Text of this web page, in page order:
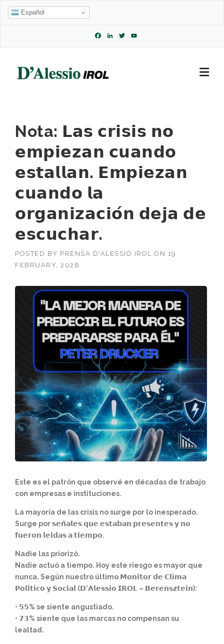
Skip
Español
Facebook
LinkedIn
Twitter
Nota: 𝗟𝗮𝘀 𝗰𝗿𝗶𝘀𝗶𝘀 𝗻𝗼
𝗲𝗺𝗽𝗶𝗲𝘇𝗮𝗻 𝗰𝘂𝗮𝗻𝗱𝗼
𝗲𝘀𝘁𝗮𝗹𝗹𝗮𝗻. 𝗘𝗺𝗽𝗶𝗲𝘇𝗮𝗻
𝗰𝘂𝗮𝗻𝗱𝗼 𝗹𝗮
𝗼𝗿𝗴𝗮𝗻𝗶𝘇𝗮𝗰𝗶𝗼́𝗻 𝗱𝗲𝗷𝗮 𝗱𝗲
𝗲𝘀𝗰𝘂𝗰𝗵𝗮𝗿.
POSTED BY PRENSA D'ALESSIO IROL ON 19
FEBRUARY, 2026
Este es el patrón que observé en décadas de trabajo
con empresas e instituciones.
La mayoría de las crisis no surge por lo inesperado.
Surge por 𝘀𝗲𝗻̃𝗮𝗹𝗲𝘀 𝗾𝘂𝗲 𝗲𝘀𝘁𝗮𝗯𝗮𝗻 𝗽𝗿𝗲𝘀𝗲𝗻𝘁𝗲𝘀 𝘆 𝗻𝗼
𝗳𝘂𝗲𝗿𝗼𝗻 𝗹𝗲𝗶́𝗱𝗮𝘀 𝗮 𝘁𝗶𝗲𝗺𝗽𝗼.
Nadie las priorizó.
Nadie actuó a tiempo. Hoy este riesgo es mayor que
nunca. Según nuestro último 𝗠𝗼𝗻𝗶𝘁𝗼𝗿 𝗱𝗲 𝗖𝗹𝗶𝗺𝗮
𝗣𝗼𝗹𝗶́𝘁𝗶𝗰𝗼 𝘆 𝗦𝗼𝗰𝗶𝗮𝗹 (𝗗’𝗔𝗹𝗲𝘀𝘀𝗶𝗼 𝗜𝗥𝗢𝗟 – 𝗕𝗲𝗿𝗲𝗻𝘀𝘇𝘁𝗲𝗶𝗻):
• 𝟱𝟱% se siente angustiado.
• 𝟳𝟯% siente que las marcas no compensan su
lealtad.